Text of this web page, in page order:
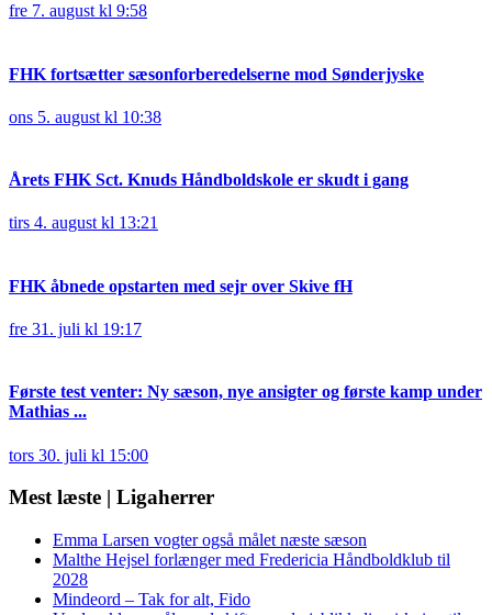
fre 7. august kl 9:58
FHK fortsætter sæsonforberedelserne mod Sønderjyske
ons 5. august kl 10:38
Årets FHK Sct. Knuds Håndboldskole er skudt i gang
tirs 4. august kl 13:21
FHK åbnede opstarten med sejr over Skive fH
fre 31. juli kl 19:17
Første test venter: Ny sæson, nye ansigter og første kamp under
Mathias ...
tors 30. juli kl 15:00
Mest læste | Ligaherrer
Emma Larsen vogter også målet næste sæson
Malthe Hejsel forlænger med Fredericia Håndboldklub til
2028
Mindeord – Tak for alt, Fido